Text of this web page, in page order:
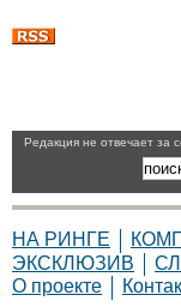
Pедакция не отвечает за
НА РИНГЕ
ЭКСКЛЮЗИВ
О проекте